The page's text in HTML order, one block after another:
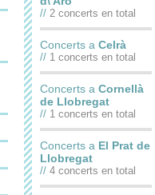
//2 concerts en total
Concerts a Celrà
//1 concerts en total
Concerts a Cornellà
de Llobregat
//1 concerts en total
Concerts a El Prat de
Llobregat
//4 concerts en total